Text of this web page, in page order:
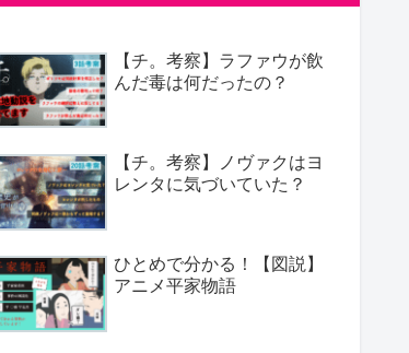
【チ。考察】ラファウが飲
んだ毒は何だったの？
【チ。考察】ノヴァクはヨ
レンタに気づいていた？
ひとめで分かる！【図説】
アニメ平家物語